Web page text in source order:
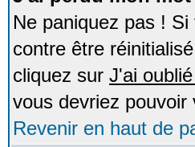
Ne paniquez pas !
contre être
cliquez sur J'ai
vous devriez
Revenir en haut de